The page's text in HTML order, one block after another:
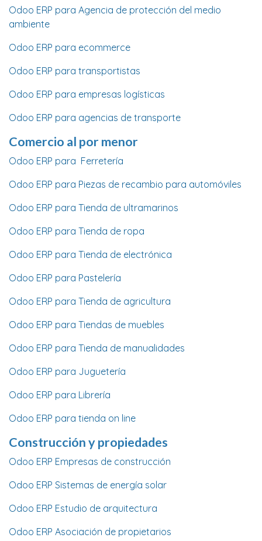
Odoo ERP para Agencia de protección del medio
ambiente
Odoo ERP para ecommerce
Odoo ERP para transportistas
Odoo ERP para empresas logísticas
Odoo ERP para agencias de transporte
Comercio al por menor
Odoo ERP para Ferretería
Odoo ERP para Piezas de recambio para automóviles
Odoo ERP para Tienda de ultramarinos
Odoo ERP para Tienda de ropa
Odoo ERP para Tienda de electrónica
Odoo ERP para Pastelería
Odoo ERP para Tienda de agricultura
Odoo ERP para Tiendas de muebles
Odoo ERP para Tienda de manualidades
Odoo ERP para Juguetería
Odoo ERP para Librería
Odoo ERP para tienda on line
Construcción y propiedades
Odoo ERP Empresas de construcción
Odoo ERP Sistemas de energía solar
Odoo ERP Estudio de arquitectura
Odoo ERP Asociación de propietarios